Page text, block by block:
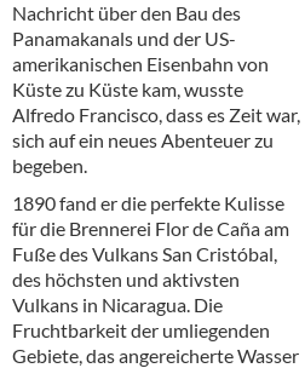
Hygieneartikel & Desinfektion
Nachricht über den Bau des
Panamakanals und der US-
amerikanischen Eisenbahn von
Küste zu Küste kam, wusste
Alfredo Francisco, dass es Zeit war,
sich auf ein neues Abenteuer zu
begeben.
1890 fand er die perfekte Kulisse
für die Brennerei Flor de Caña am
Fuße des Vulkans San Cristóbal,
des höchsten und aktivsten
Vulkans in Nicaragua. Die
Fruchtbarkeit der umliegenden
Gebiete, das angereicherte Wasser